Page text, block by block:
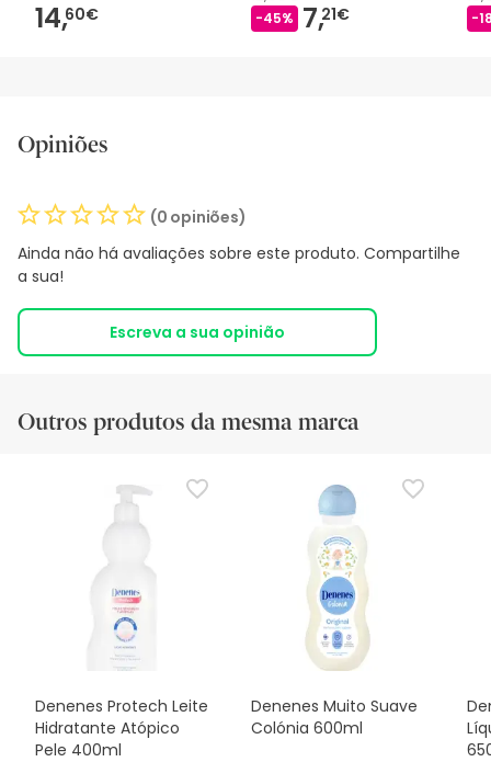
14,60€ -45% 7,21€ -
Opiniões
(0 opiniões)
Ainda não há avaliações sobre este produto. Compartilhe
a sua!
Escreva a sua opinião
Outros produtos da mesma marca
Denenes Protech Leite
Hidratante Atópico
Pele 400ml
Denenes Muito Suave
Colónia 600ml